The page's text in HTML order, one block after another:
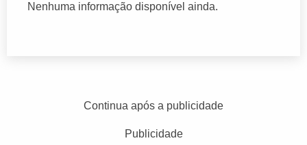
Nenhuma informação disponível ainda.
Continua após a publicidade
Publicidade